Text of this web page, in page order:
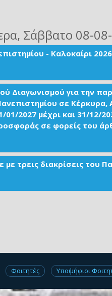
, Σάββατο 08-
- Καλοκαίρι 2026
Διαγωνισμού για την
σε
2027 μέχρι και 31/12/
σε φορείς του
με τρεις διακρίσεις του
Φοιτητές Υποψήφιοι